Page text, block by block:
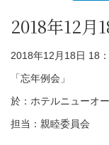
2018年12
2018年12月18日 18
「忘年例会」
於：ホテルニューオ
担当：親睦委員会